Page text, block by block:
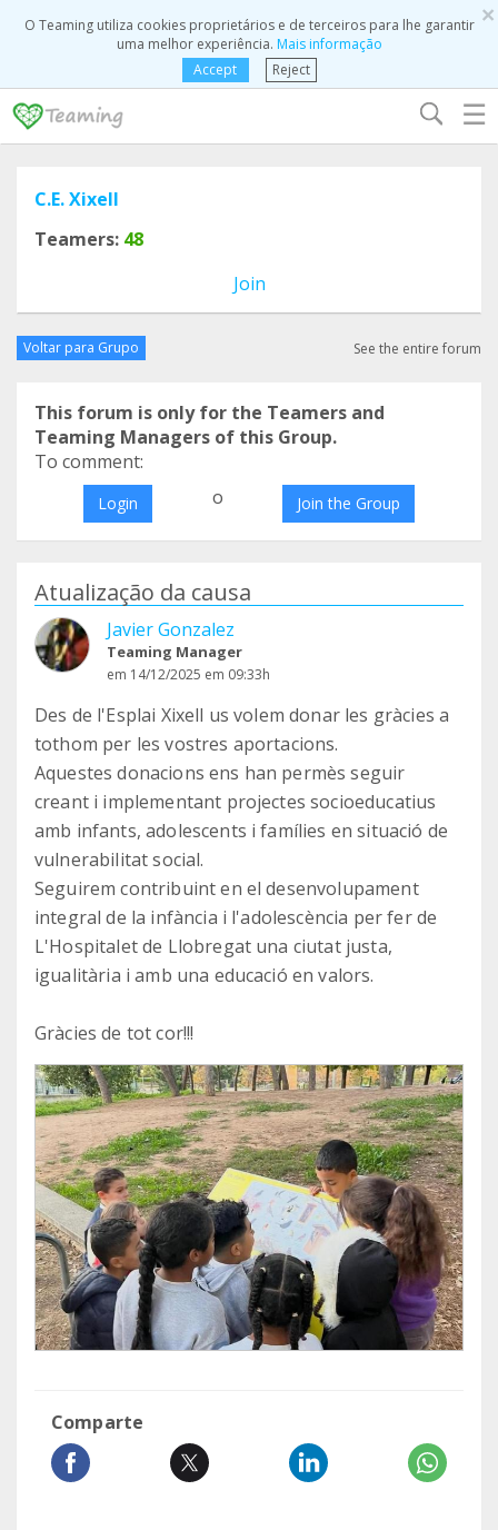
×
O Teaming utiliza cookies proprietários e de terceiros para lhe garantir
uma melhor experiência. Mais informação
Accept
Reject
☰
C.E. Xixell
Teamers: 48
Join
Voltar para Grupo See the entire forum
This forum is only for the Teamers and
Teaming Managers of this Group.
To comment:
Login o Join the Group
Atualização da causa
Javier Gonzalez
Teaming Manager
em 14/12/2025 em 09:33h
Des de l'Esplai Xixell us volem donar les gràcies a
tothom per les vostres aportacions.
Aquestes donacions ens han permès seguir
creant i implementant projectes socioeducatius
amb infants, adolescents i famílies en situació de
vulnerabilitat social.
Seguirem contribuint en el desenvolupament
integral de la infància i l'adolescència per fer de
L'Hospitalet de Llobregat una ciutat justa,
igualitària i amb una educació en valors.
Gràcies de tot cor!!!
Comparte